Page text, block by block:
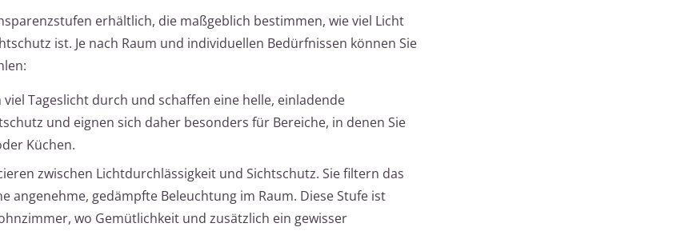
erhältlich, die maßgeblich bestimmen, wie viel Licht
ist. Je nach Raum und individuellen Bedürfnissen können Sie
viel Tageslicht durch und schaffen eine helle, einladende
und eignen sich daher besonders für Bereiche, in denen Sie
Küchen.
zwischen Lichtdurchlässigkeit und Sichtschutz. Sie filtern das
angenehme, gedämpfte Beleuchtung im Raum. Diese Stufe ist
wo Gemütlichkeit und zusätzlich ein gewisser